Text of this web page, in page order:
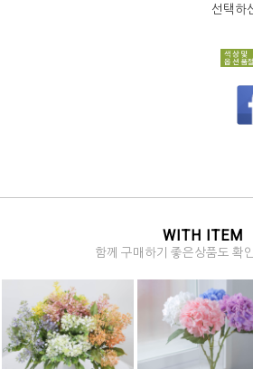
선택하
WITH ITEM
함께 구매하기 좋은상품도 확